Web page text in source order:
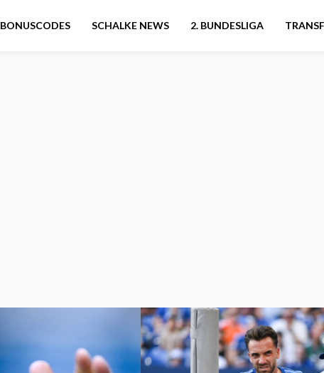
BONUSCODES SCHALKE NEWS 2. BUNDESLIGA